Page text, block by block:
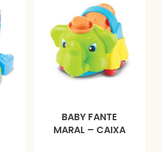
BABY FANTE
MARAL – CAIXA